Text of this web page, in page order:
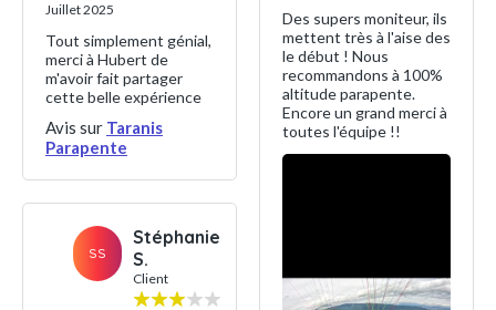
Juillet 2025
Tout simplement génial,
merci à Hubert de
m'avoir fait partager
cette belle expérience
Avis sur Taranis
Parapente
SS
Stéphanie
S.
Client
Des supers moniteur, ils
mettent très à l'aise des
le début ! Nous
recommandons à 100%
altitude parapente.
Encore un grand merci à
toutes l'équipe !!